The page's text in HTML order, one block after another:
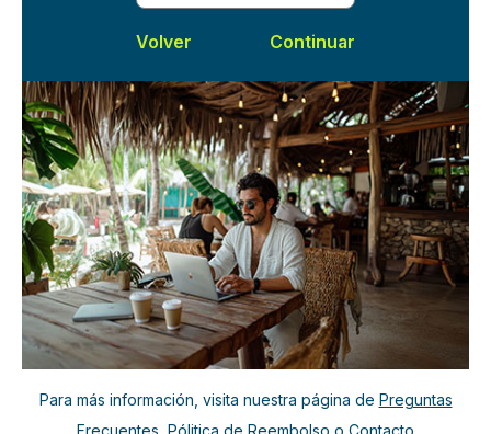
Volver
Para más información, visita nuestra página de Preguntas
Frecuentes Pólitica de Reembolso o Contacto